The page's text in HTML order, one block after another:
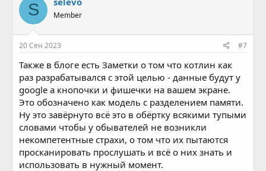
S Member
20 Сен 2023 #7
Также в блоге есть Заметки о том что котлин как
раз разрабатывался с этой целью - данные будут у
google а кнопочки и фишечки на вашем экране.
Это обозначено как модель с разделением памяти.
Ну это завёрнуто всё это в обёртку всякими тупыми
словами чтобы у обывателей не возникли
некомпетентные страхи, о том что их пытаются
просканировать прослушать и всё о них знать и
использовать в нужный момент.